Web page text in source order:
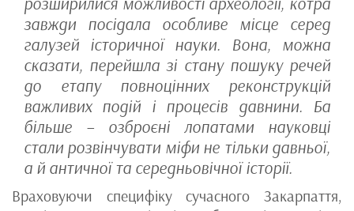
завжди посідала особливе місце серед
галузей історичної науки. Вона, можна
сказати, перейшла зі стану пошуку речей
до етапу повноцінних реконструкцій
важливих подій і процесів давнини. Ба
більше – озброєні лопатами науковці
стали розвінчувати міфи не тільки давньої,
а й античної та середньовічної історії.
Враховуючи специфіку сучасного Закарпаття,